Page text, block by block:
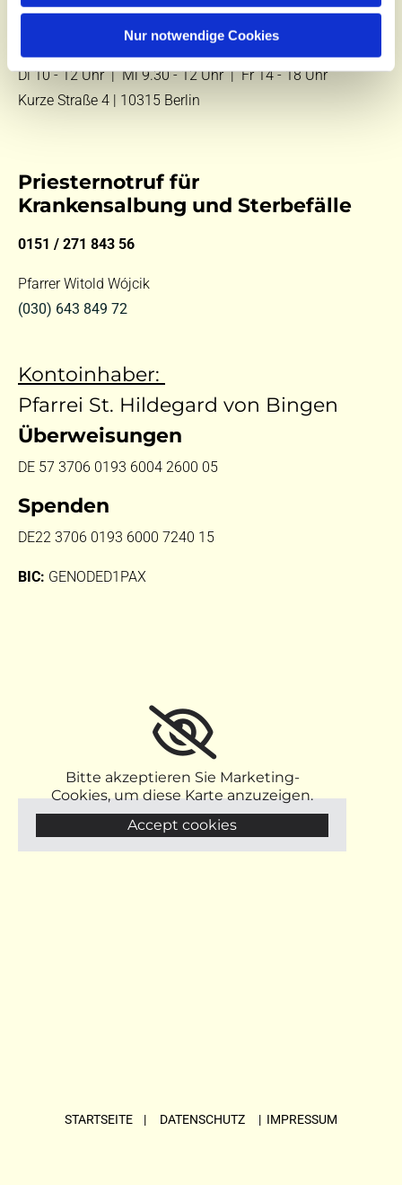
Nur notwendige Cookies
E-Mail:kontakt@st-hildegard-von-bingen.de
Di 10 - 12 Uhr |Mi 9.30 - 12 Uhr |Fr 14 - 18 Uhr
Kurze Straße 4 | 10315 Berlin
Priesternotruf für
Krankensalbung und Sterbefälle
0151 / 271 843 56
Pfarrer Witold Wójcik
(030) 643 849 72
Kontoinhaber:
Pfarrei St. Hildegard von Bingen
Überweisungen
DE 57 3706 0193 6004 2600 05
Spenden
DE22 3706 0193 6000 7240 15
BIC: GENODED1PAX
Bitte akzeptieren Sie Marketing-
Cookies, um diese Karte anzuzeigen.
Accept cookies
STARTSEITE | DATENSCHUTZ | IMPRESSUM